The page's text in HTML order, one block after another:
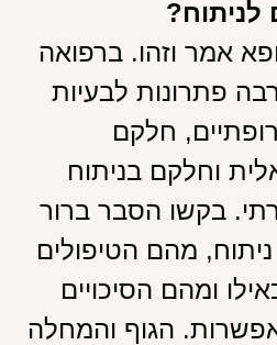
אמר וזהו. ברפואה
פתרונות לבעיות
חלקם
וחלקם בניתוח
בקשו הסבר ברור
מהם הטיפולים
ומהם הסיכויים
הגוף והמחלה